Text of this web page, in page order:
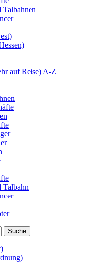
Talbahnen
auf Reise) A-Z
Talbahn